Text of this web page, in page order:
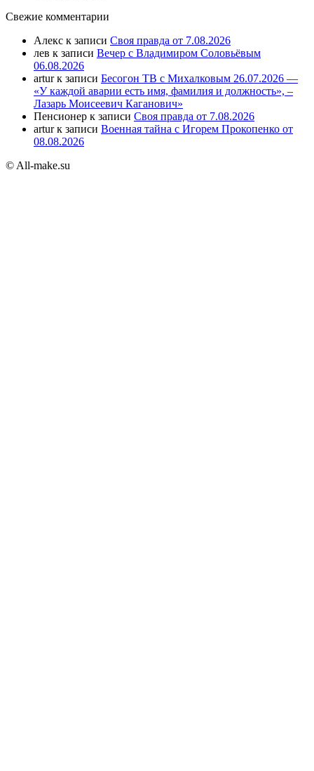
Свежие комментарии
Алекс к записи Своя правда от 7.08.2026
лев к записи Вечер с Владимиром Соловьёвым
06.08.2026
arturк записи Бесогон ТВ с Михалковым 26.07.2026 —
«У каждой аварии есть имя, фамилия и должность», –
Лазарь Моисеевич Каганович»
Пенсионер к записи Своя правда от 7.08.2026
arturк записи Военная тайна с Игорем Прокопенко от
08.08.2026
© All-make.su